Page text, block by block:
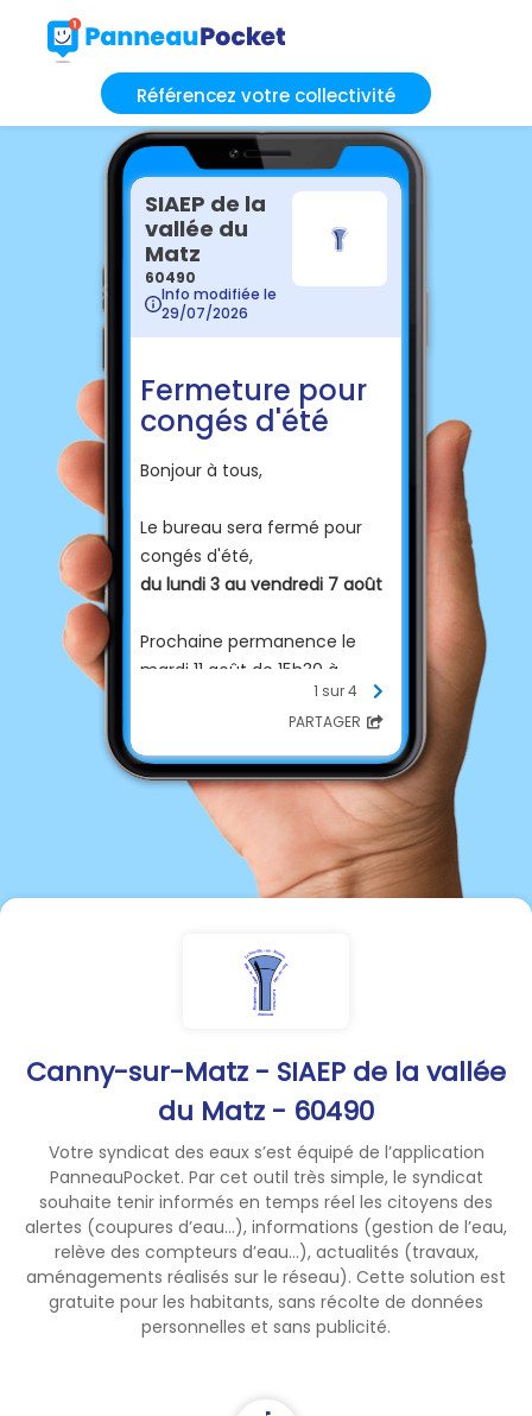
Référencez votre collectivité
Canny-sur-Matz - SIAEP de la vallée
du Matz - 60490
Votre syndicat des eaux s’est équipé de l’application
PanneauPocket. Par cet outil très simple, le syndicat
souhaite tenir informés en temps réel les citoyens des
alertes (coupures d’eau...), informations (gestion de l’eau,
relève des compteurs d’eau...), actualités (travaux,
aménagements réalisés sur le réseau). Cette solution est
gratuite pour les habitants, sans récolte de données
personnelles et sans publicité.
SIAEP de la
vallée du
Matz
60490
Info modifiée le
29/07/2026
Fermeture pour
congés d'été
Bonjour à tous,
Le bureau sera fermé pour
congés d'été,
du lundi 3 au vendredi 7 août
Prochaine permanence le
mardi 11 août de 15h30 à
En cas d'urgence,
- Le Président, M. Fillon :
06.30.61.13.55
francoisfillonmairie60@gmail.
06.81.37.18.04
1 sur 4
PARTAGER